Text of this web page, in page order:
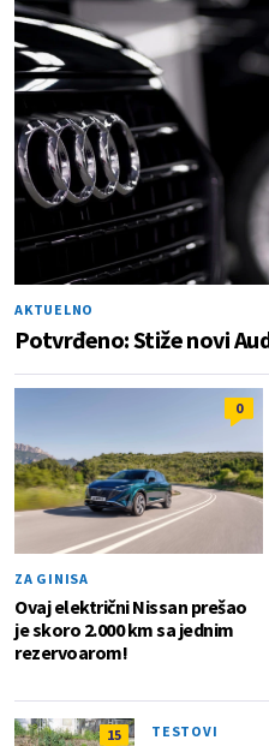
AKTUELNO
Potvrđeno: Stiže novi
0
ZA GINISA
Ovaj električni Nissan prešao
je skoro 2.000 km sa jednim
rezervoarom!
15 TESTOVI